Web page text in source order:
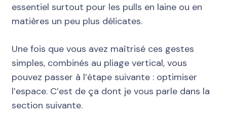
essentiel surtout pour les pulls en laine ou en
matières un peu plus délicates.
Une fois que vous avez maîtrisé ces gestes
simples, combinés au pliage vertical, vous
pouvez passer à l’étape suivante : optimiser
l’espace. C’est de ça dont je vous parle dans la
section suivante.